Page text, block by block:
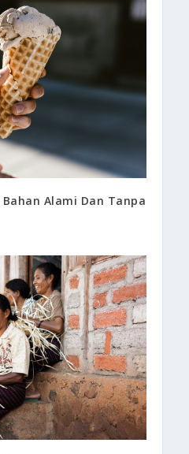
Alami Dan Tanpa